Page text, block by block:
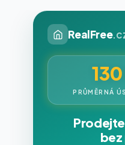
RealFree
PRŮMĚRNÁ